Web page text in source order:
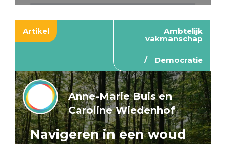
Artikel Ambtelijk
vakmanschap
Democratie
Anne-Marie Buis en
Caroline Wiedenhof
Navigeren in een woud